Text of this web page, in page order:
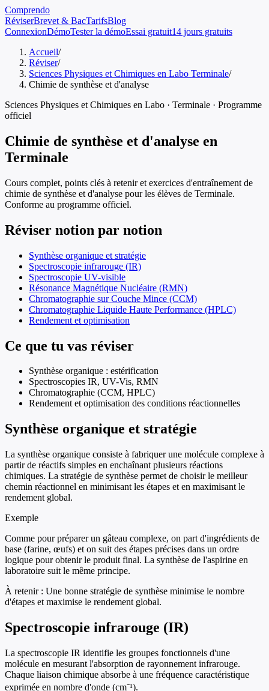
Comprendo
RéviserBrevet & BacTarifsBlog
ConnexionDémoTester la démoEssai gratuit14 jours gratuits
Accueil/
Réviser/
Sciences Physiques et Chimiques en Labo Terminale/
Chimie de synthèse et d'analyse
Sciences Physiques et Chimiques en Labo · Terminale · Programme
officiel
Chimie de synthèse et d'analyse en
Terminale
Cours complet, points clés à retenir et exercices d'entraînement de
chimie de synthèse et d'analyse pour les élèves de Terminale.
Conforme au programme officiel.
Réviser notion par notion
Synthèse organique et stratégie
Spectroscopie infrarouge (IR)
Spectroscopie UV-visible
Résonance Magnétique Nucléaire (RMN)
Chromatographie sur Couche Mince (CCM)
Chromatographie Liquide Haute Performance (HPLC)
Rendement et optimisation
Ce que tu vas réviser
Synthèse organique : estérification
Spectroscopies IR, UV-Vis, RMN
Chromatographie (CCM, HPLC)
Rendement et optimisation des conditions réactionnelles
Synthèse organique et stratégie
La synthèse organique consiste à fabriquer une molécule complexe à
partir de réactifs simples en enchaînant plusieurs réactions
chimiques. La stratégie de synthèse permet de choisir le meilleur
chemin réactionnel en minimisant les étapes et en maximisant le
rendement global.
Exemple
Comme pour préparer un gâteau complexe, on part d'ingrédients de
base (farine, œufs) et on suit des étapes précises dans un ordre
logique pour obtenir le produit final. La synthèse de l'aspirine en
laboratoire suit le même principe.
À retenir : Une bonne stratégie de synthèse minimise le nombre
d'étapes et maximise le rendement global.
Spectroscopie infrarouge (IR)
La spectroscopie IR identifie les groupes fonctionnels d'une
molécule en mesurant l'absorption de rayonnement infrarouge.
Chaque liaison chimique absorbe à une fréquence caractéristique
exprimée en nombre d'onde (cm⁻¹).